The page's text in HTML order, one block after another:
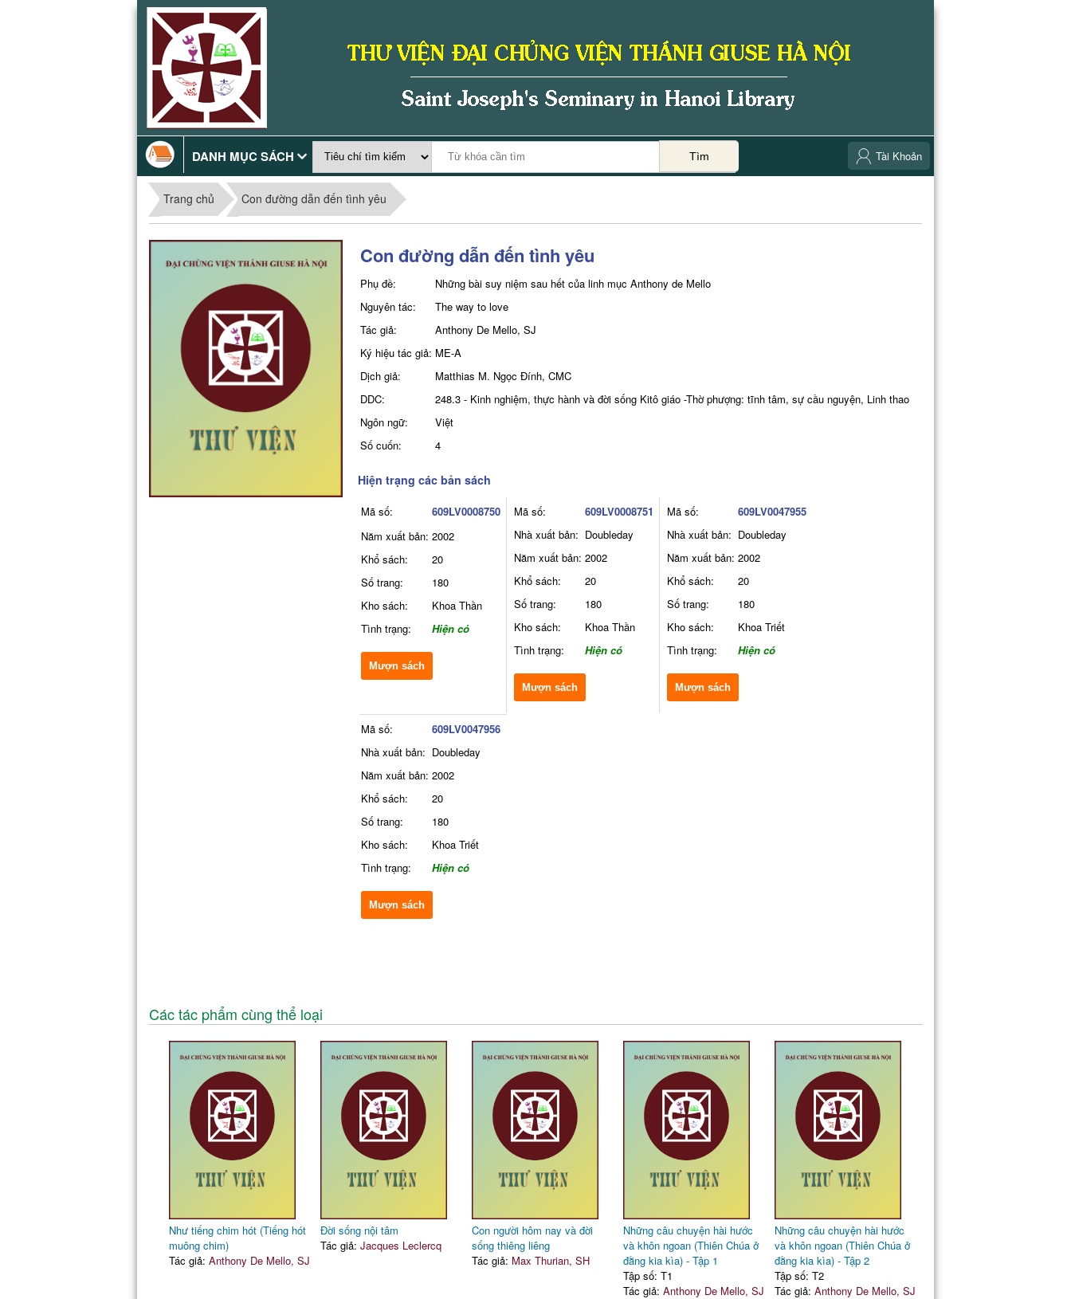
DANH MỤC SÁCH Tìm Tài Khoản
Trang chủ Con đường dẫn đến tình yêu
Con đường dẫn đến tình yêu
Phụ đề:
Những bài suy niệm sau hết của linh mục Anthony de Mello
Nguyên tác:
The way to love
Tác giả:
Anthony De Mello, SJ
Ký hiệu tác giả: ME-A
Dịch giả:
Matthias M. Ngọc Đính, CMC
DDC:
248.3 - Kinh nghiệm, thực hành và đời sống Kitô giáo -Thờ phượng: tĩnh tâm, sự cầu nguyện, Linh thao
Ngôn ngữ:
Việt
Số cuốn:
4
Hiện trạng các bản sách
Mã số:
609LV0008750
Năm xuất bản: 2002
Khổ sách:
20
Số trang:
180
Kho sách:
Khoa Thần
Tình trạng:
Hiện có
Mượn sách
Mã số:
609LV0008751
Nhà xuất bản: Doubleday
Năm xuất bản: 2002
Khổ sách:
20
Số trang:
180
Kho sách:
Khoa Thần
Tình trạng:
Hiện có
Mượn sách
Mã số:
609LV0047955
Nhà xuất bản: Doubleday
Năm xuất bản: 2002
Khổ sách:
20
Số trang:
180
Kho sách:
Khoa Triết
Tình trạng:
Hiện có
Mượn sách
Mã số:
609LV0047956
Nhà xuất bản: Doubleday
Năm xuất bản: 2002
Khổ sách:
20
Số trang:
180
Kho sách:
Khoa Triết
Tình trạng:
Hiện có
Mượn sách
Các tác phẩm cùng thể loại
Như tiếng chim hót (Tiếng hót
muông chim)
Tác giả: Anthony De Mello, SJ
Đời sống nội tâm
Tác giả: Jacques Leclercq
Con người hôm nay và đời
sống thiêng liêng
Tác giả: Max Thurian, SH
Những câu chuyện hài hước
và khôn ngoan (Thiên Chúa ở
đằng kia kìa) - Tập 1
Tập số: T1
Tác giả: Anthony De Mello, SJ
Những câu chuyện hài hước
và khôn ngoan (Thiên Chúa ở
đằng kia kìa) - Tập 2
Tập số: T2
Tác giả: Anthony De Mello, SJ